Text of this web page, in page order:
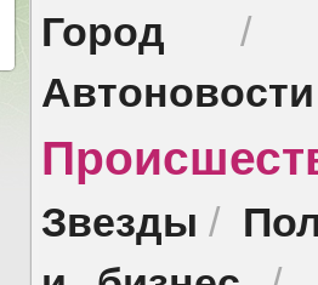
Город
Автоновости
Звезды /